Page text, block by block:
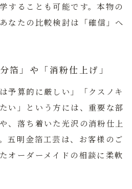
することも可能です。本物の
なたの比較検討は「確信」へ
箔」や「消粉仕上げ」
予算的に厳しい」「クスノキ
い」という方には、重要な部
、落ち着いた光沢の消粉仕上
五明金箔工芸は、お客様のご
オーダーメイドの相談に柔軟